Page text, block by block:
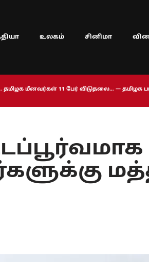
உலகம் சினிமா
தமிழக மீனவர்கள் 11 பேர் விடுதலை… —